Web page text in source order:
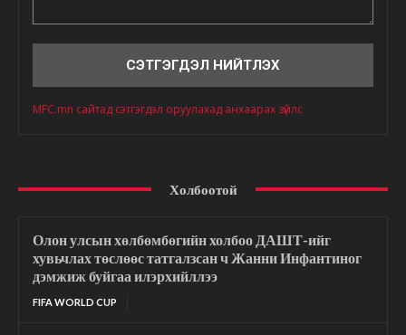
MFC.mn сайтад сэтгэгдэл оруулахад анхаарах зүйлс
Холбоотой
Олон улсын хөлбөмбөгийн холбоо ДАШТ-ийг
хувьчлах төслөөс татгалзсан ч Жанни Инфантиног
дэмжиж буйгаа илэрхийллээ
FIFA WORLD CUP